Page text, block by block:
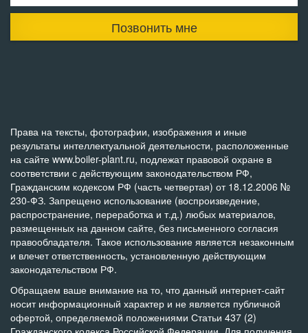
Позвонить мне
Права на тексты, фотографии, изображения и иные
результаты интеллектуальной деятельности, расположенные
на сайте www.boiler-plant.ru, подлежат правовой охране в
соответствии с действующим законодательством РФ,
Гражданским кодексом РФ (часть четвертая) от 18.12.2006 №
230-ФЗ. Запрещено использование (воспроизведение,
распространение, переработка и т.д.) любых материалов,
размещенных на данном сайте, без письменного согласия
правообладателя. Такое использование является незаконным
и влечет ответственность, установленную действующим
законодательством РФ.
Обращаем ваше внимание на то, что данный интернет-сайт
носит информационный характер и не является публичной
офертой, определяемой положениями Статьи 437 (2)